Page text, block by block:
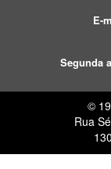
E-
Segunda
©
Rua